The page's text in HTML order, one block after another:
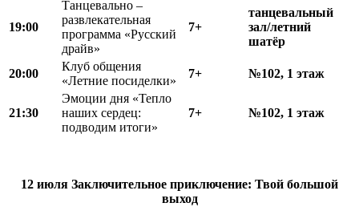
19:00
Танцевально –
развлекательная
программа «Русский
драйв»
7+
танцевальный
зал/летний
шатёр
20:00
Клуб общения
«Летние посиделки»
7+ №102, 1 этаж
21:30
Эмоции дня «Тепло
наших сердец:
подводим итоги»
7+ №102, 1 этаж
12 июля Заключительное приключение: Твой большой
выход